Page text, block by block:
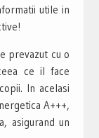
utile in
prevazut cu o
ce il face
In acelasi
A+++,
asigurand un